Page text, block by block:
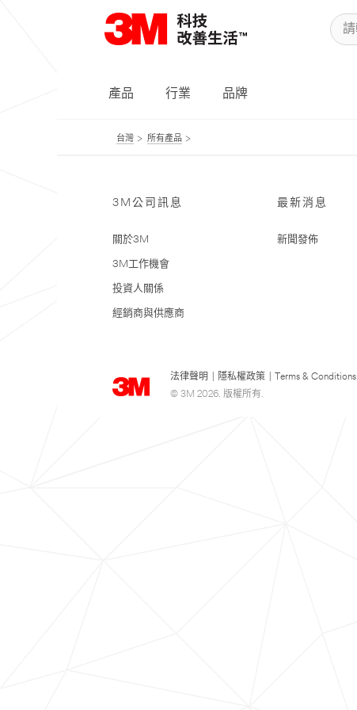
產品 行業 品牌
台灣 所有產品
3M公司訊息
關於3M
3M工作機會
投資人關係
經銷商與供應商
最新消息
新聞發佈
法律聲明 隱私權政策 Terms & Conditions
© 3M 2026. 版權所有.